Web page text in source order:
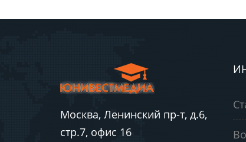
Москва, Ленинский пр-т, д.6,
стр.7, офис 16